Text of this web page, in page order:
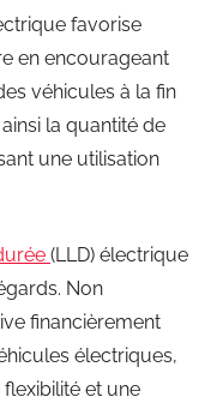
favorise
en encourageant
véhicules à la fin
la quantité de
une utilisation
(LLD) électrique
Non
financièrement
électriques,
et une